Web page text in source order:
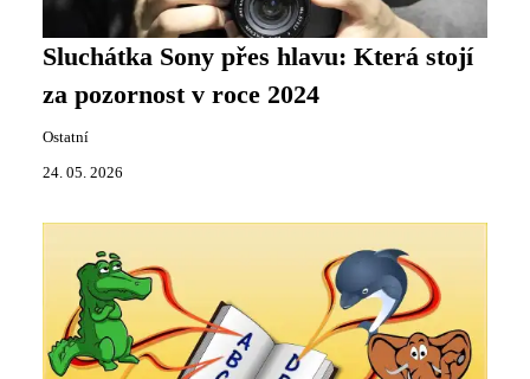
Sluchátka Sony přes hlavu: Která stojí
za pozornost v roce 2024
Ostatní
24. 05. 2026